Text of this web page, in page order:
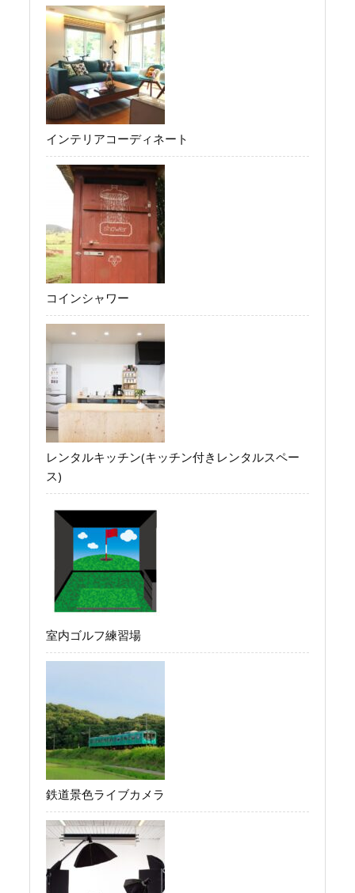
インテリアコーディネート
コインシャワー
レンタルキッチン(キッチン付きレンタルスペー
ス)
室内ゴルフ練習場
鉄道景色ライブカメラ